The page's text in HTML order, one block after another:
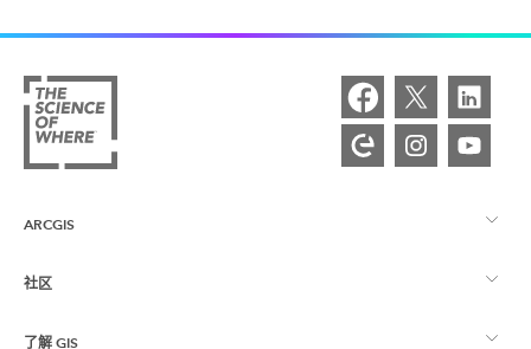
ARCGIS
ArcGIS 概览
社区
了解 GIS